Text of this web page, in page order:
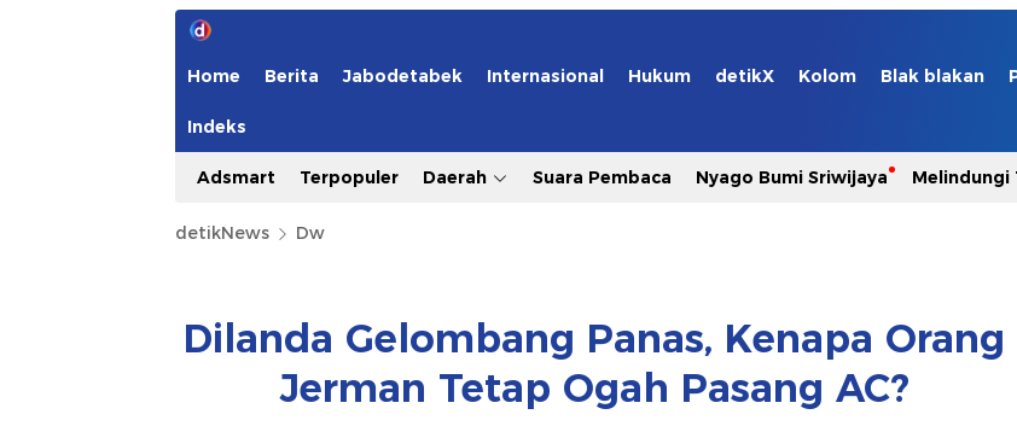
Home Berita Jabodetabek Internasional Hukum detikX Kolom Blak blakan
Indeks
Adsmart Terpopuler Daerah Suara Pembaca Nyago Bumi Sriwijaya Melindungi
detikNews Dw
Dilanda Gelombang Panas, Kenapa Orang
Jerman Tetap Ogah Pasang AC?